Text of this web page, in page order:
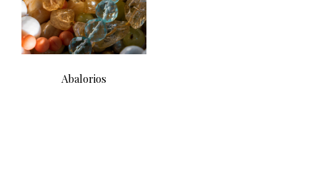
Abalorios